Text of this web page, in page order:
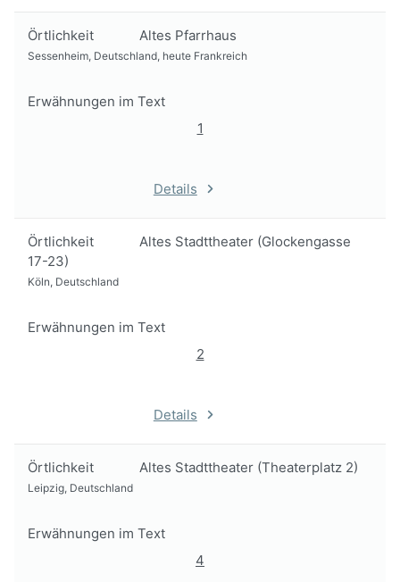
Örtlichkeit Altes Pfarrhaus
Sessenheim, Deutschland, heute Frankreich
Erwähnungen im Text
1
Details
Örtlichkeit
Altes Stadttheater (Glockengasse
17-23)
Köln, Deutschland
Erwähnungen im Text
2
Details
Örtlichkeit Altes Stadttheater (Theaterplatz 2)
Leipzig, Deutschland
Erwähnungen im Text
4